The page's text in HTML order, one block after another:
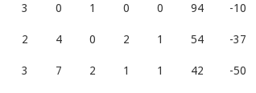
3 0 1 0 0 94 -10
2 4 0 2 1 54 -37
3 7 2 1 1 42 -50